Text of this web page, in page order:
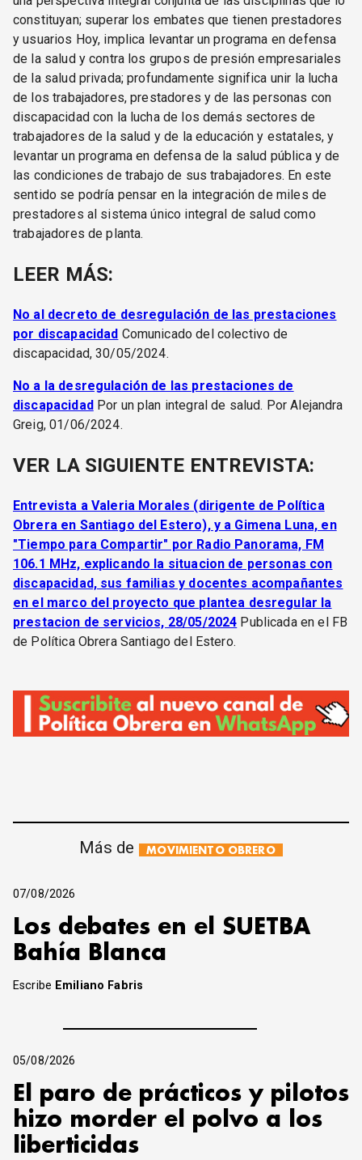
constituyan; superar los embates que tienen prestadores
y usuarios Hoy, implica levantar un programa en defensa
de la salud y contra los grupos de presión empresariales
de la salud privada; profundamente significa unir la lucha
de los trabajadores, prestadores y de las personas con
discapacidad con la lucha de los demás sectores de
trabajadores de la salud y de la educación y estatales, y
levantar un programa en defensa de la salud pública y de
las condiciones de trabajo de sus trabajadores. En este
sentido se podría pensar en la integración de miles de
prestadores al sistema único integral de salud como
trabajadores de planta.
LEER MÁS:
No al decreto de desregulación de las prestaciones
por discapacidad Comunicado del colectivo de
discapacidad, 30/05/2024.
No a la desregulación de las prestaciones de
discapacidad Por un plan integral de salud. Por Alejandra
Greig, 01/06/2024.
VER LA SIGUIENTE ENTREVISTA:
Entrevista a Valeria Morales (dirigente de Política
Obrera en Santiago del Estero), y a Gimena Luna, en
"Tiempo para Compartir" por Radio Panorama, FM
106.1 MHz, explicando la situacion de personas con
discapacidad, sus familias y docentes acompañantes
en el marco del proyecto que plantea desregular la
prestacion de servicios, 28/05/2024 Publicada en el FB
de Política Obrera Santiago del Estero.
Más de MOVIMIENTO OBRERO
07/08/2026
Los debates en el SUETBA
Bahía Blanca
Escribe Emiliano Fabris
05/08/2026
El paro de prácticos y pilotos
hizo morder el polvo a los
liberticidas